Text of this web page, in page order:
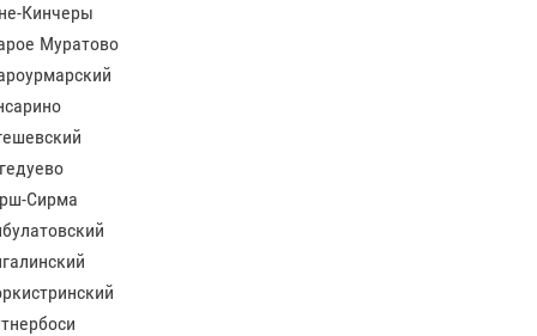
Кинчеры
Муратово
Сирма